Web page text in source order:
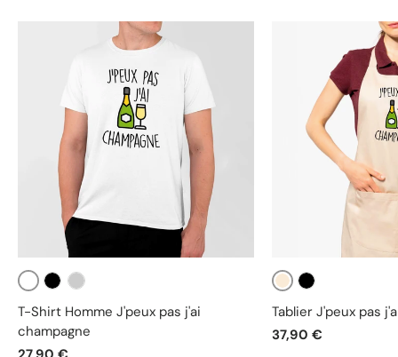
Blanc
T-Shirt Homme J'peux pas j'ai
champagne
Beige
Tablier J'peux pas
37,90 €